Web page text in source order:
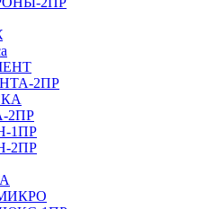
2ПР
2ПР
1ПР
2ПР